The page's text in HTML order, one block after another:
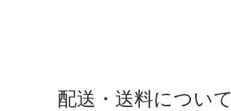
配送・送料について